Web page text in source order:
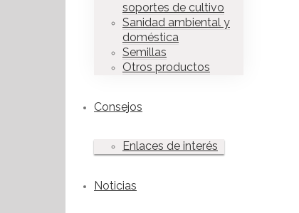
soportes de cultivo
Sanidad ambiental y
doméstica
Semillas
Otros productos
Consejos
Enlaces de interés
Noticias